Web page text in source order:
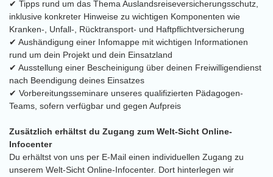
✔ Tipps rund um das Thema Auslandsreiseversicherungsschutz,
inklusive konkreter Hinweise zu wichtigen Komponenten wie
Kranken-, Unfall-, Rücktransport- und Haftpflichtversicherung
✔ Aushändigung einer Infomappe mit wichtigen Informationen
rund um dein Projekt und dein Einsatzland
✔ Ausstellung einer Bescheinigung über deinen Freiwilligendienst
nach Beendigung deines Einsatzes
✔ Vorbereitungsseminare unseres qualifizierten Pädagogen-
Teams, sofern verfügbar und gegen Aufpreis
Zusätzlich erhältst du Zugang zum Welt-Sicht Online-
Infocenter
Du erhältst von uns per E-Mail einen individuellen Zugang zu
unserem Welt-Sicht Online-Infocenter. Dort hinterlegen wir